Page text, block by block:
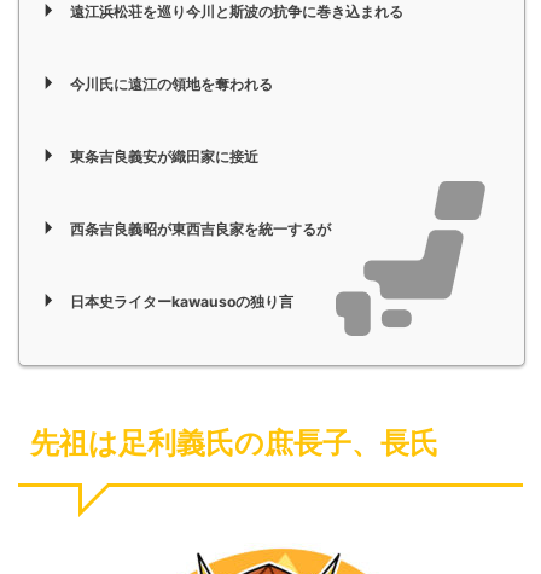
遠江浜松荘を巡り今川と斯波の抗争に巻き込まれる
今川氏に遠江の領地を奪われる
東条吉良義安が織田家に接近
西条吉良義昭が東西吉良家を統一するが
日本史ライターkawausoの独り言
先祖は足利義氏の庶長子、長氏